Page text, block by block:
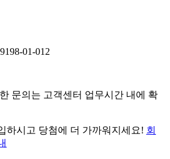
01-012
문의는 고객센터 업무시간 내에 확
하시고 당첨에 더 가까워지세요! 회